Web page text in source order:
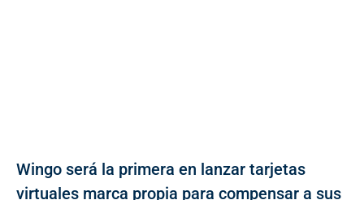
Wingo será la primera en lanzar tarjetas
virtuales marca propia para compensar a sus